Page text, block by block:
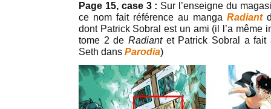
Page 15, case 3 : Sur l’enseigne du
ce nom fait référence au manga Radiant
dont Patrick Sobral est un ami (il l’a même
tome 2 de Radiantet Patrick Sobral a fait
Seth dans Parodia)